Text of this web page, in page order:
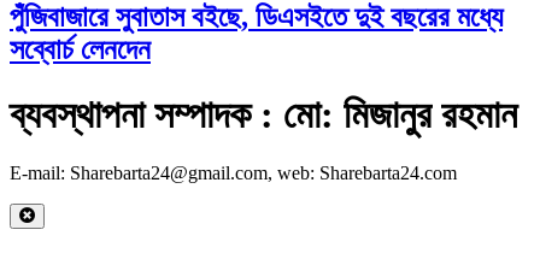
পুঁজিবাজারে সুবাতাস বইছে, ডিএসইতে দুই বছরের মধ্যে
সব্বোর্চ লেনদেন
ব্যবস্থাপনা সম্পাদক : মো: মিজানুর রহমান
E-mail: Sharebarta24@gmail.com, web: Sharebarta24.com